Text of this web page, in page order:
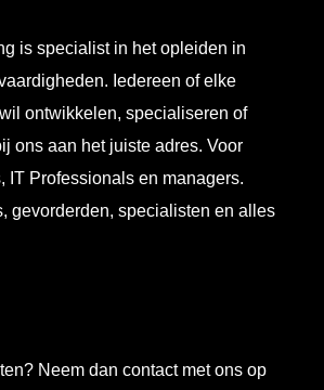
Neem dan contact met ons op
is specialist in het opleiden in
Iedereen of elke
ontwikkelen, specialiseren of
ons aan het juiste adres. Voor
IT Professionals en managers.
gevorderden, specialisten en alles